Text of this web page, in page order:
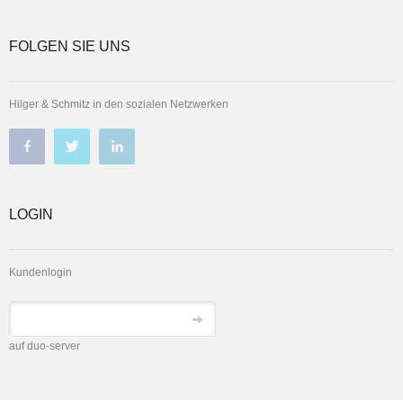
FOLGEN SIE UNS
Hilger & Schmitz in den sozialen Netzwerken
LOGIN
Kundenlogin
auf duo-server